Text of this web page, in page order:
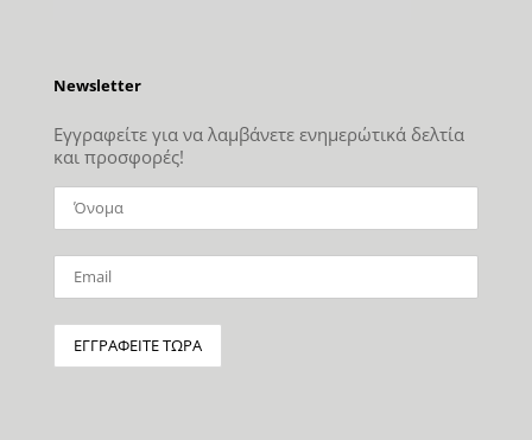
Newsletter
Εγγραφείτε για να λαμβάνετε ενημερώτικά δελτία
και προσφορές!